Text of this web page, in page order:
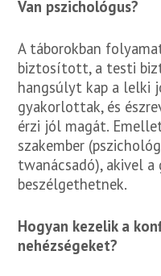
Van pszichológus?
A táborokban
biztosított, a testi
hangsúlyt kap a lelki
gyakorlottak, és
érzi jól magát.
szakember
twanácsadó), akivel a
beszélgethetnek.
Hogyan kezelik a
nehézségeket?